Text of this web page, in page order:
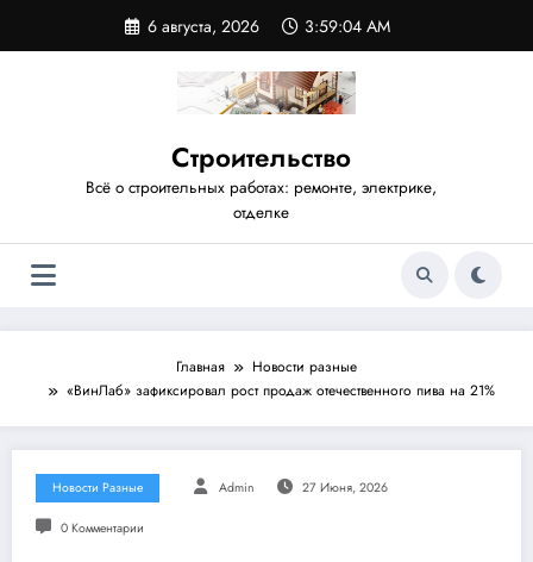
содержимому
6 августа, 2026 3:59:05 AM
Строительство
Всё о строительных работах: ремонте, электрике,
отделке
Главная
Новости разные
«ВинЛаб» зафиксировал рост продаж отечественного пива на 21%
Новости Разные Admin 27 Июня, 2026
0 Комментарии